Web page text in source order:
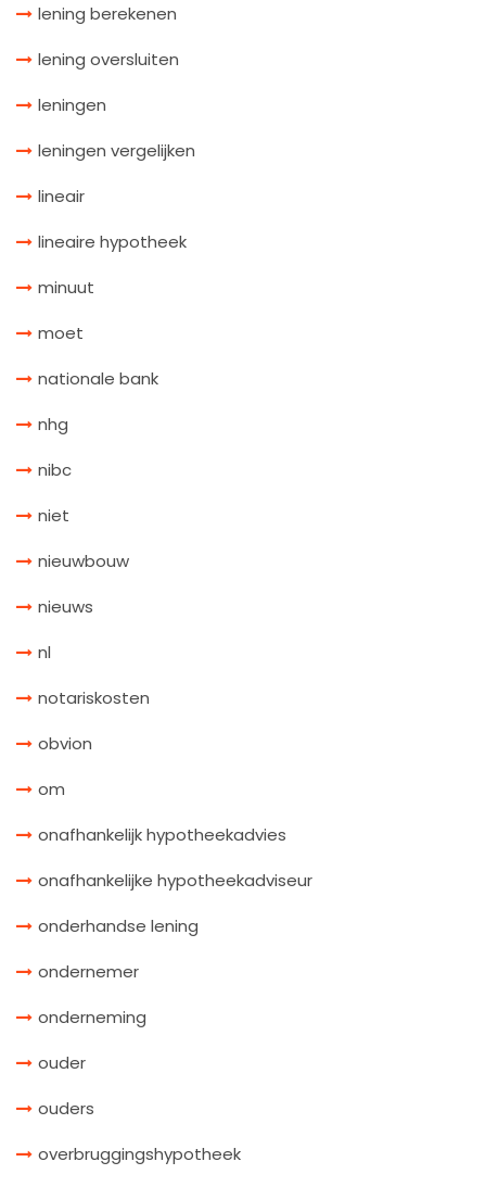
lening berekenen
lening oversluiten
leningen
leningen vergelijken
lineair
lineaire hypotheek
minuut
moet
nationale bank
nhg
nibc
niet
nieuwbouw
nieuws
nl
notariskosten
obvion
om
onafhankelijk hypotheekadvies
onafhankelijke hypotheekadviseur
onderhandse lening
ondernemer
onderneming
ouder
ouders
overbruggingshypotheek